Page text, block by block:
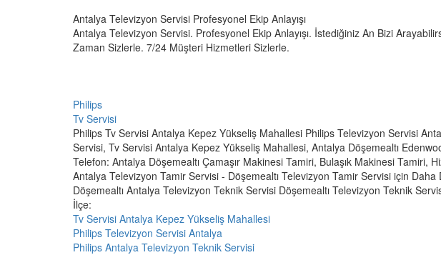
Antalya Televizyon Servisi Profesyonel Ekip Anlayışı
Antalya Televizyon Servisi. Profesyonel Ekip Anlayışı. İstediğiniz An Bizi
Zaman Sizlerle. 7/24 Müşteri Hizmetleri Sizlerle.
Philips
Tv Servisi
Philips Tv Servisi Antalya Kepez Yükseliş Mahallesi Philips Televizyon Servisi
Servisi, Tv Servisi Antalya Kepez Yükseliş Mahallesi, Antalya Döşemealtı
Telefon: Antalya Döşemealtı Çamaşır Makinesi Tamiri, Bulaşık Makinesi Tamiri,
Antalya Televizyon Tamir Servisi - Döşemealtı Televizyon Tamir Servisi için Daha
Döşemealtı Antalya Televizyon Teknik Servisi Döşemealtı Televizyon Teknik
İlçe:
Tv Servisi Antalya Kepez Yükseliş Mahallesi
Philips Televizyon Servisi Antalya
Philips Antalya Televizyon Teknik Servisi